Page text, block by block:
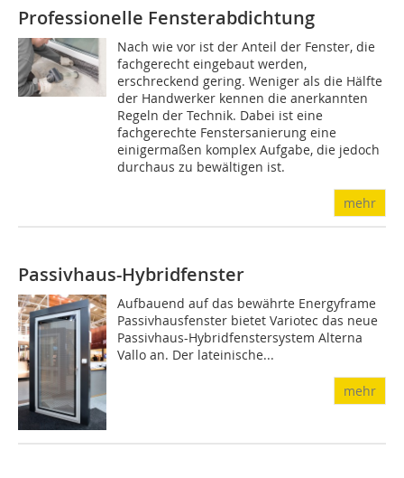
Professionelle Fensterabdichtung
Nach wie vor ist der Anteil der Fenster, die
fachgerecht eingebaut werden,
erschreckend gering. Weniger als die Hälfte
der Handwerker kennen die anerkannten
Regeln der Technik. Dabei ist eine
fachgerechte Fenstersanierung eine
einigermaßen komplex Aufgabe, die jedoch
durchaus zu bewältigen ist.
mehr
Passivhaus-Hybridfenster
Aufbauend auf das bewährte Energyframe
Passivhausfenster bietet Variotec das neue
Passivhaus-Hybridfenstersystem Alterna
Vallo an. Der lateinische...
mehr